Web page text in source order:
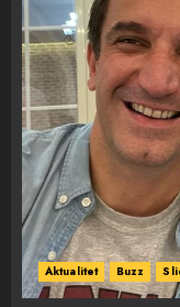
Aktualitet Buzz